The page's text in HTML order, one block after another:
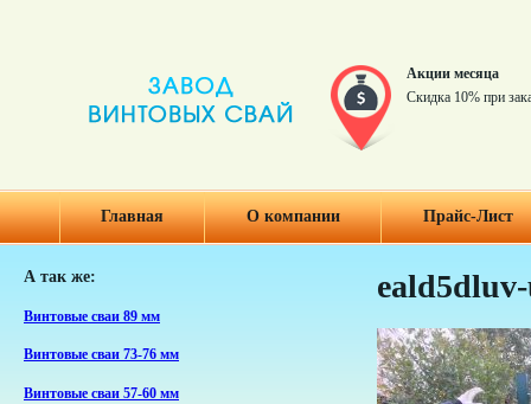
Акции месяца
Скидка 10% при
Главная О компании Прайс-Лист
А так же:
Винтовые сваи 89 мм
Винтовые сваи 73-76 мм
Винтовые сваи 57-60 мм